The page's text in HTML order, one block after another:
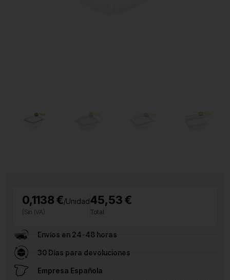
0,1138 €/Unidad
(Sin IVA)
45,53 €
Total
Envíos en 24-48 horas
30 Días para devoluciones
Empresa Española